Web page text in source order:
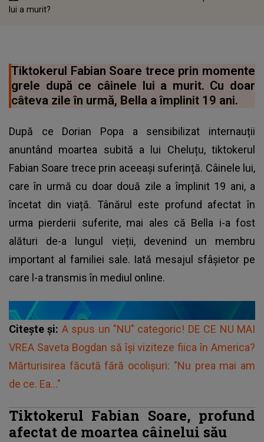
lui a murit?
Tiktokerul Fabian Soare trece prin momente
grele după ce câinele lui a murit. Cu doar
câteva zile în urmă, Bella a împlinit 19 ani.
După ce Dorian Popa a sensibilizat internauții
anuntând moartea subită a lui Cheluțu, tiktokerul
Fabian Soare trece prin aceeași suferință. Câinele lui,
care în urmă cu doar două zile a împlinit 19 ani, a
încetat din viață. Tânărul este profund afectat în
urma pierderii suferite, mai ales că Bella i-a fost
alături de-a lungul vieții, devenind un membru
important al familiei sale. Iată mesajul sfâșietor pe
care l-a transmis în mediul online.
Citește și: A spus un "NU" categoric! DE CE NU MAI
VREA Saveta Bogdan să își viziteze fiica în America?
Mărturisirea făcută fără ocolișuri: "Nu prea mai am
de ce. Ea..."
Tiktokerul Fabian Soare, profund
afectat de moartea câinelui său